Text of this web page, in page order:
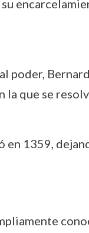
su
poder,
la que se
1359,